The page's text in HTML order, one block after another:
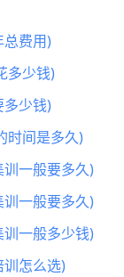
总费用)
多少钱)
多少钱)
时间是多久)
一般要多久)
一般要多久)
一般多少钱)
怎么选)